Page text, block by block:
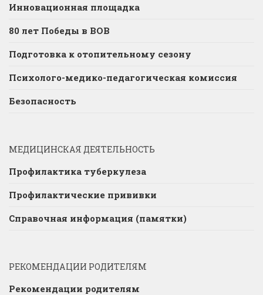
Инновационная площадка
80 лет Победы в ВОВ
Подготовка к отопительному сезону
Психолого-медико-педагогическая комиссия
Безопасность
МЕДИЦИНСКАЯ ДЕЯТЕЛЬНОСТЬ
Профилактика туберкулеза
Профилактические прививки
Справочная информация (памятки)
РЕКОМЕНДАЦИИ РОДИТЕЛЯМ
Рекомендации родителям